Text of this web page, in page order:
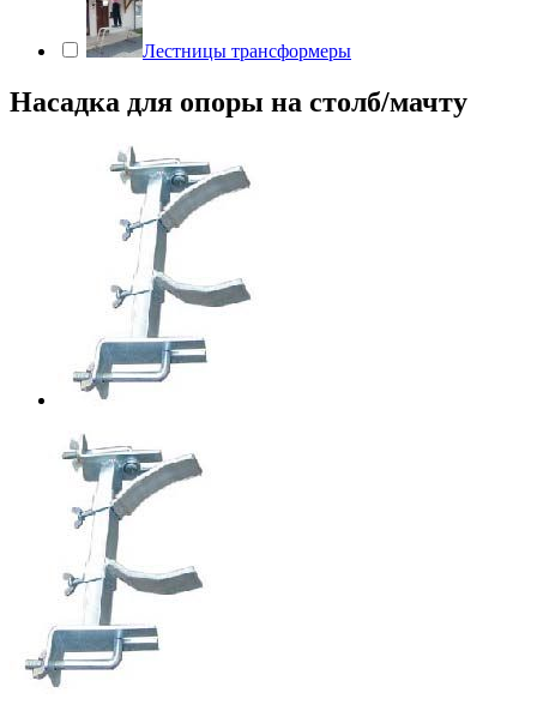
Лестницы трансформеры
Насадка для опоры на столб/мачту